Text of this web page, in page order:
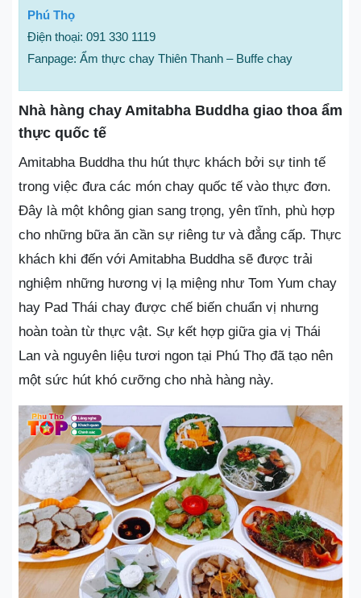
Phú Thọ
Điện thoại: 091 330 1119
Fanpage: Ẩm thực chay Thiên Thanh – Buffe chay
Nhà hàng chay Amitabha Buddha giao thoa ẩm
thực quốc tế
Amitabha Buddha thu hút thực khách bởi sự tinh tế
trong việc đưa các món chay quốc tế vào thực đơn.
Đây là một không gian sang trọng, yên tĩnh, phù hợp
cho những bữa ăn cần sự riêng tư và đẳng cấp. Thực
khách khi đến với Amitabha Buddha sẽ được trải
nghiệm những hương vị lạ miệng như Tom Yum chay
hay Pad Thái chay được chế biến chuẩn vị nhưng
hoàn toàn từ thực vật. Sự kết hợp giữa gia vị Thái
Lan và nguyên liệu tươi ngon tại Phú Thọ đã tạo nên
một sức hút khó cưỡng cho nhà hàng này.